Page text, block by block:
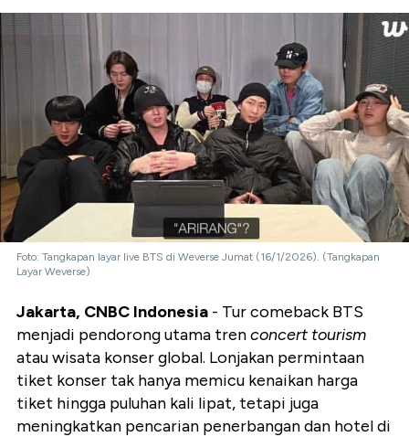
Foto: Tangkapan layar live BTS di Weverse Jumat (16/1/2026). (Tangkapan
Layar Weverse)
Jakarta, CNBC Indonesia - Tur comeback BTS
menjadi pendorong utama trenconcert tourism
atau wisata konser global. Lonjakan permintaan
tiket konser tak hanya memicu kenaikan harga
tiket hingga puluhan kali lipat, tetapi juga
meningkatkan pencarian penerbangan dan hotel di